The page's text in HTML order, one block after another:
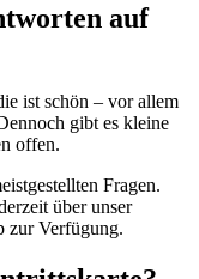
auf
ist schön – vor allem
gibt es kleine
offen.
Fragen.
über unser
zur Verfügung.